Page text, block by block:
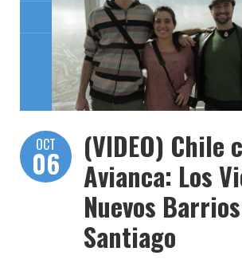
OCT
06
(VIDEO) Chile
Avianca: Los
Nuevos
Santiago